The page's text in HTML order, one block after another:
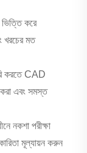
করে
খরচের মত
করতে CAD
এবং সমস্ত
নকশা পরীক্ষা
মূল্যায়ন করুন